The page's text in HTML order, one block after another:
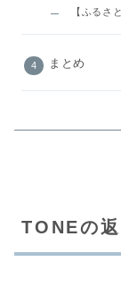
【ふるさ
まとめ
TONEの